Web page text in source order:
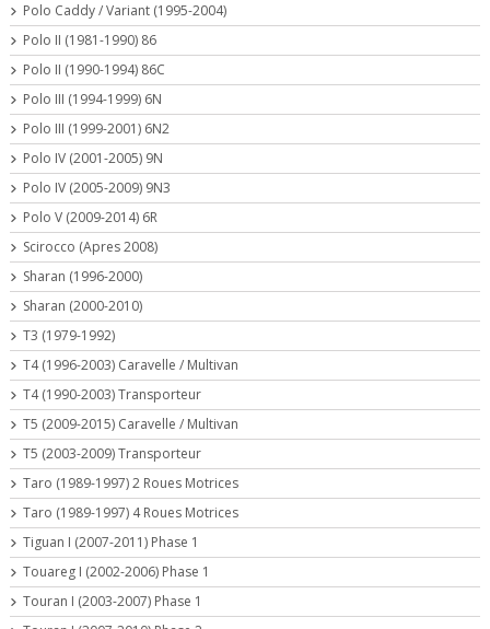
Polo Caddy / Variant (1995-2004)
Polo II (1981-1990) 86
Polo II (1990-1994) 86C
Polo III (1994-1999) 6N
Polo III (1999-2001) 6N2
Polo IV (2001-2005) 9N
Polo IV (2005-2009) 9N3
Polo V (2009-2014) 6R
Scirocco (Apres 2008)
Sharan (1996-2000)
Sharan (2000-2010)
T3 (1979-1992)
T4 (1996-2003) Caravelle / Multivan
T4 (1990-2003) Transporteur
T5 (2009-2015) Caravelle / Multivan
T5 (2003-2009) Transporteur
Taro (1989-1997) 2 Roues Motrices
Taro (1989-1997) 4 Roues Motrices
Tiguan I (2007-2011) Phase 1
Touareg I (2002-2006) Phase 1
Touran I (2003-2007) Phase 1